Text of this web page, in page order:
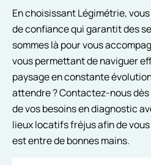
En choisissant Légimétrie,
de confiance qui garantit des
sommes là pour vous
vous permettant de naviguer
paysage en constante
attendre ? Contactez-nous
de vos besoins en diagnostic
lieux locatifs fréjus afin de
est entre de bonnes mains.